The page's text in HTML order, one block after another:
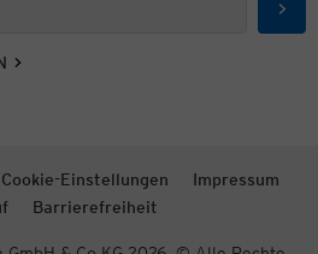
Cookie-Einstellungen
Impressum
Barrierefreiheit